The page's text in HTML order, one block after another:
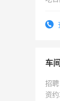
车
招
资